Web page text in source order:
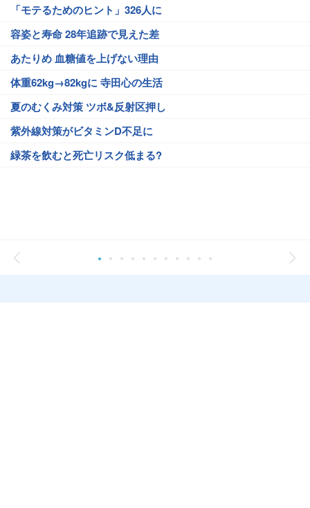
「モテるためのヒント」326人に
容姿と寿命 28年追跡で見えた差
あたりめ 血糖値を上げない理由
体重62kg→82kgに 寺田心の生活
夏のむくみ対策 ツボ&反射区押し
紫外線対策がビタミンD不足に
緑茶を飲むと死亡リスク低まる?